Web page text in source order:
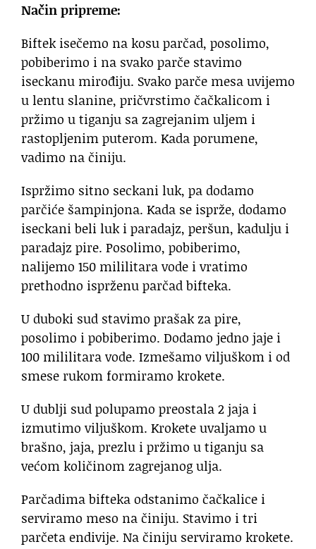
Način pripreme:
Biftek isečemo na kosu parčad, posolimo,
pobiberimo i na svako parče stavimo
iseckanu mirođiju. Svako parče mesa uvijemo
u lentu slanine, pričvrstimo čačkalicom i
pržimo u tiganju sa zagrejanim uljem i
rastopljenim puterom. Kada porumene,
vadimo na činiju.
Ispržimo sitno seckani luk, pa dodamo
parčiće šampinjona. Kada se isprže, dodamo
iseckani beli luk i paradajz, peršun, kadulju i
paradajz pire. Posolimo, pobiberimo,
nalijemo 150 mililitara vode i vratimo
prethodno isprženu parčad bifteka.
U duboki sud stavimo prašak za pire,
posolimo i pobiberimo. Dodamo jedno jaje i
100 mililitara vode. Izmešamo viljuškom i od
smese rukom formiramo krokete.
U dublji sud polupamo preostala 2 jaja i
izmutimo viljuškom. Krokete uvaljamo u
brašno, jaja, prezlu i pržimo u tiganju sa
većom količinom zagrejanog ulja.
Parčadima bifteka odstanimo čačkalice i
serviramo meso na činiju. Stavimo i tri
parčeta endivije. Na činiju serviramo krokete.